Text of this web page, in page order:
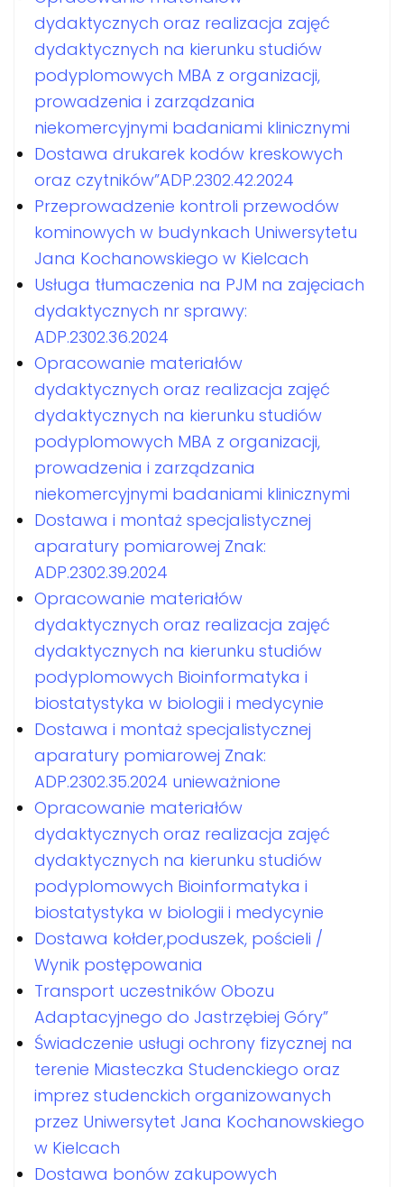
dydaktycznych oraz realizacja zajęć
dydaktycznych na kierunku studiów
podyplomowych MBA z organizacji,
prowadzenia i zarządzania
niekomercyjnymi badaniami klinicznymi
Dostawa drukarek kodów kreskowych
oraz czytników”ADP.2302.42.2024
Przeprowadzenie kontroli przewodów
kominowych w budynkach Uniwersytetu
Jana Kochanowskiego w Kielcach
Usługa tłumaczenia na PJM na zajęciach
dydaktycznych nr sprawy:
ADP.2302.36.2024
Opracowanie materiałów
dydaktycznych oraz realizacja zajęć
dydaktycznych na kierunku studiów
podyplomowych MBA z organizacji,
prowadzenia i zarządzania
niekomercyjnymi badaniami klinicznymi
Dostawa i montaż specjalistycznej
aparatury pomiarowej Znak:
ADP.2302.39.2024
Opracowanie materiałów
dydaktycznych oraz realizacja zajęć
dydaktycznych na kierunku studiów
podyplomowych Bioinformatyka i
biostatystyka w biologii i medycynie
Dostawa i montaż specjalistycznej
aparatury pomiarowej Znak:
ADP.2302.35.2024 unieważnione
Opracowanie materiałów
dydaktycznych oraz realizacja zajęć
dydaktycznych na kierunku studiów
podyplomowych Bioinformatyka i
biostatystyka w biologii i medycynie
Dostawa kołder,poduszek, pościeli /
Wynik postępowania
Transport uczestników Obozu
Adaptacyjnego do Jastrzębiej Góry”
Świadczenie usługi ochrony fizycznej na
terenie Miasteczka Studenckiego oraz
imprez studenckich organizowanych
przez Uniwersytet Jana Kochanowskiego
w Kielcach
Dostawa bonów zakupowych